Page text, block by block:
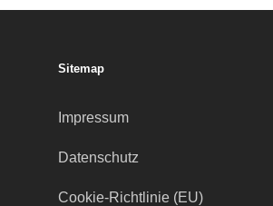
Sitemap
Impressum
Datenschutz
Cookie-Richtlinie (EU)